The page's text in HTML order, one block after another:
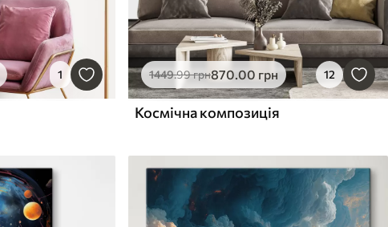
1 1449.99грн870.00 грн 12
Космічна композиція